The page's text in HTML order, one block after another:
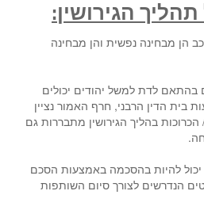
הגירושין:
הן מבחינה נפשית והן מבחינה
בהתאם לדת למשל יהודים יכולים
בית הדין הרבני, חרף האמור נציין
בהליך הגירושין מתבררות גם
יכול להיות בהסכמה באמצעות הסכם
הנדרשים לצורך סיום השותפות